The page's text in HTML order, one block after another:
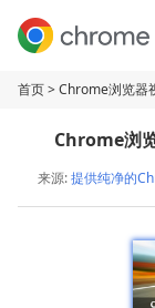
首页> Chrome浏览器
Chrome浏
来源:提供纯净的